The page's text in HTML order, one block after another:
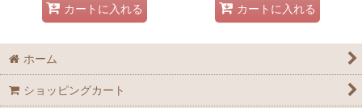
カートに入れる カートに入れる
ホーム
ショッピングカート